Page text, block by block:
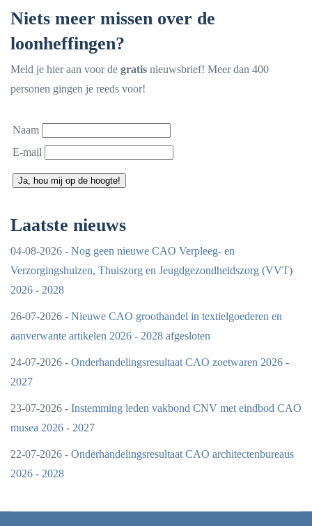
Niets meer missen over de
loonheffingen?
Meld je hier aan voor de gratis nieuwsbrief! Meer dan 400
personen gingen je reeds voor!
Naam
E-mail
Ja, hou mij op de hoogte!
Laatste nieuws
04-08-2026 - Nog geen nieuwe CAO Verpleeg- en
Verzorgingshuizen, Thuiszorg en Jeugdgezondheidszorg (VVT)
2026 - 2028
26-07-2026 - Nieuwe CAO groothandel in textielgoederen en
aanverwante artikelen 2026 - 2028 afgesloten
24-07-2026 - Onderhandelingsresultaat CAO zoetwaren 2026 -
2027
23-07-2026 - Instemming leden vakbond CNV met eindbod CAO
musea 2026 - 2027
22-07-2026 - Onderhandelingsresultaat CAO architectenbureaus
2026 - 2028